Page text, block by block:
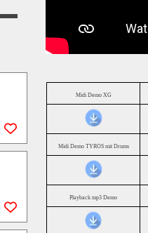
Midi Demo XG
Midi Demo TYROS mit Drums
Playback mp3 Demo